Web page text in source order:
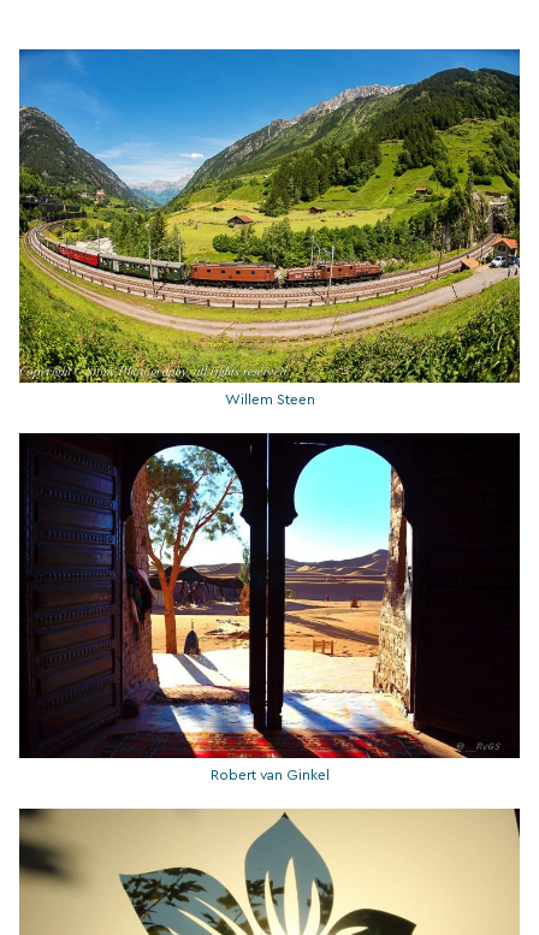
Willem Steen
Robert van Ginkel